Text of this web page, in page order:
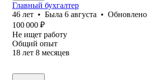
Главный бухгалтер
46 лет • Была 6 августа • Обновлено
100 000 ₽
Не ищет работу
Общий опыт
18 лет 8 месяцев